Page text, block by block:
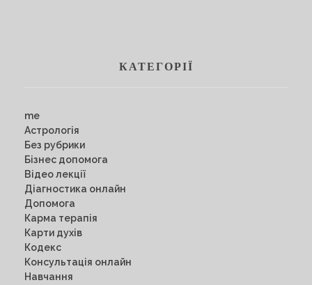
КАТЕГОРІЇ
me
Астрологія
Без рубрики
Бізнес допомога
Відео лекції
Діагностика онлайн
Допомога
Карма терапія
Карти духів
Кодекс
Консультація онлайн
Навчання